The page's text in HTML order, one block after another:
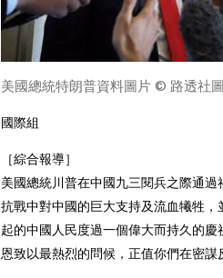
美國總統特朗普資料圖片 © 路透社
國際組
［綜合報導］
美國總統川普在中國九三閱兵之際通
抗戰中對中國的巨大支持及流血犧牲，
起的中國人民度過一個偉大而持久的
恩致以最熱烈的問候，正值你們在密謀